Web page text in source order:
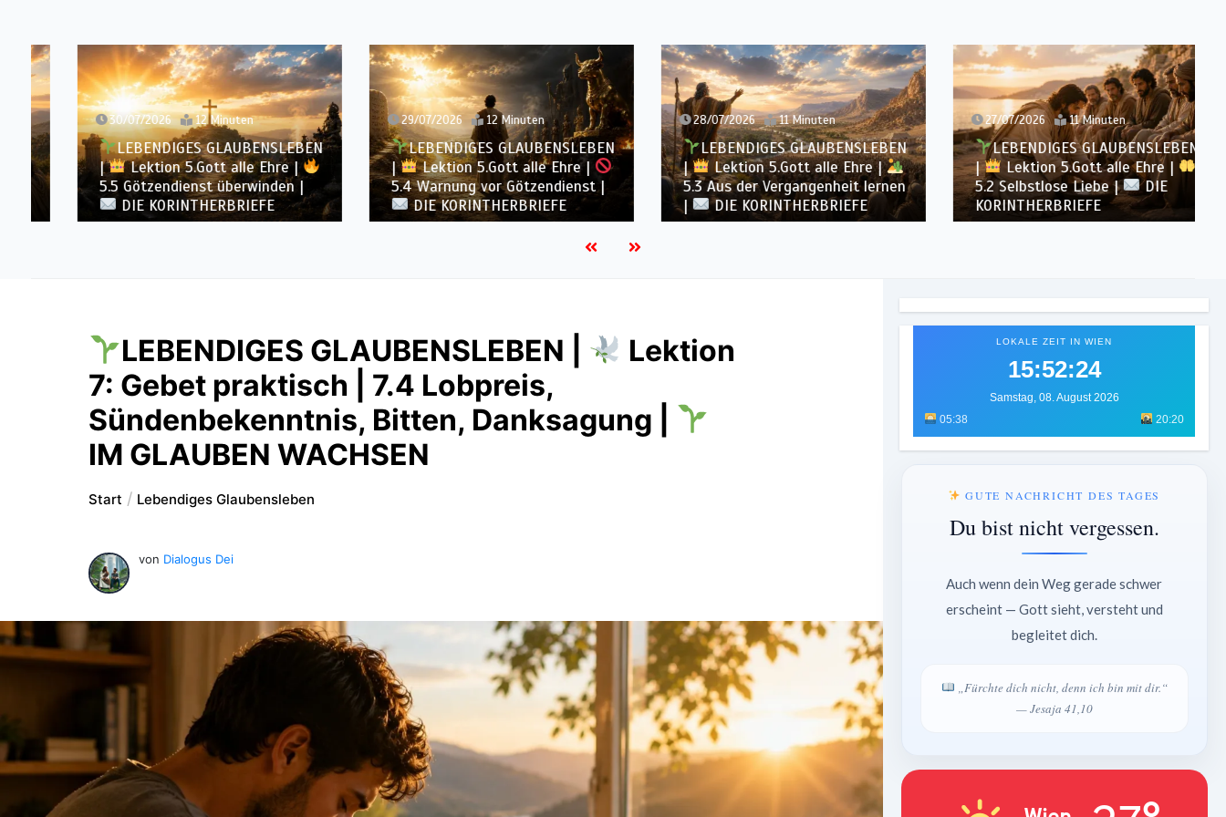
30/07/2026 12 Minuten
LEBENDIGES GLAUBENSLEBEN
Lektion 5.Gott alle Ehre |
5.5 Götzendienst überwinden |
DIE KORINTHERBRIEFE
29/07/2026 12 Minuten
LEBENDIGES GLAUBENSLEBEN
Lektion 5.Gott alle Ehre |
5.4 Warnung vor Götzendienst |
DIE KORINTHERBRIEFE
28/07/2026 11 Minuten
LEBENDIGES GLAUBENSLEBEN
Lektion 5.Gott alle Ehre |
5.3 Aus der Vergangenheit lernen
DIE KORINTHERBRIEFE
27/07/2026 11 Minuten
LEBENDIGES GLAUBENSLEBEN
Lektion 5.Gott alle Ehre |
5.2 Selbstlose Liebe |
DIE
KORINTHERBRIEFE
LEBENDIGES GLAUBENSLEBEN |
Lektion
7: Gebet praktisch | 7.4 Lobpreis,
Sündenbekenntnis, Bitten, Danksagung |
IM GLAUBEN WACHSEN
Start Lebendiges Glaubensleben
von Dialogus Dei
LOKALE ZEIT IN WIEN
15:52:26
Samstag, 08. August 2026
05:38
20:20
GUTE NACHRICHT DES TAGES
Du bist nicht vergessen.
Auch wenn dein Weg gerade schwer
erscheint — Gott sieht, versteht und
begleitet dich.
„Fürchte dich nicht, denn ich bin mit dir.“
— Jesaja 41,10